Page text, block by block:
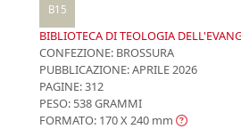
B15
BIBLIOTECA DI TEOLOGIA
CONFEZIONE: BROSSURA
PUBBLICAZIONE:APRILE 2026
PAGINE: 312
PESO: 538 GRAMMI
FORMATO: 170 X 240 mm